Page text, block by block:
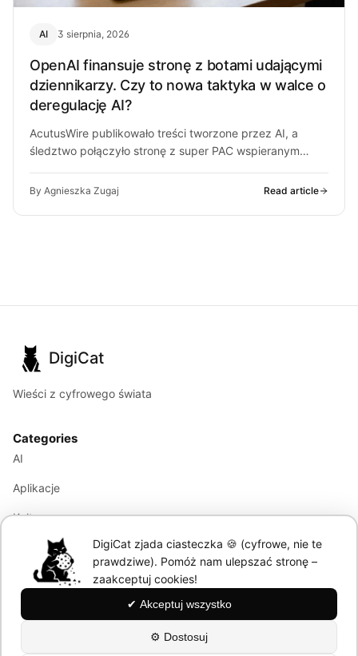
AI 3 sierpnia, 2026
OpenAI finansuje stronę z botami udającymi
dziennikarzy. Czy to nowa taktyka w walce o
deregulację AI?
AcutusWire publikowało treści tworzone przez AI, a
śledztwo połączyło stronę z super PAC wspieranym
By Agnieszka Zugaj Read article
DigiCat
Wieści z cyfrowego świata
Categories
AI
Aplikacje
Kultura
Marketing
Modele językowe
About
DigiCat zjada ciasteczka 🍪 (cyfrowe, nie te
prawdziwe). Pomóż nam ulepszać stronę –
zaakceptuj cookies!
✔ Akceptuj wszystko
⚙ Dostosuj